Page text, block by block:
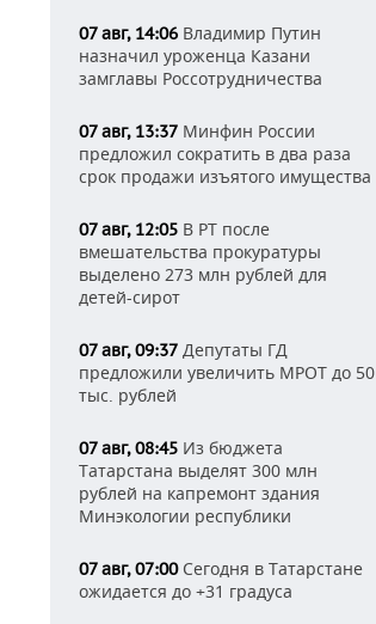
07 авг, 14:06 Владимир Путин
назначил уроженца Казани
замглавы Россотрудничества
07 авг, 13:37 Минфин России
предложил сократить в два раза
срок продажи изъятого имущества
07 авг, 12:05 В РТ после
вмешательства прокуратуры
выделено 273 млн рублей для
детей-сирот
07 авг, 09:37 Депутаты ГД
предложили увеличить МРОТ до 50
тыс. рублей
07 авг, 08:45 Из бюджета
Татарстана выделят 300 млн
рублей на капремонт здания
Минэкологии республики
07 авг, 07:00Сегодня в Татарстане
ожидается до +31 градуса